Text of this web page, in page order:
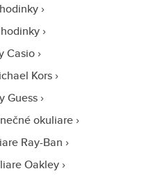
Casio
Kors
Guess
okuliare
Ray-Ban
Oakley